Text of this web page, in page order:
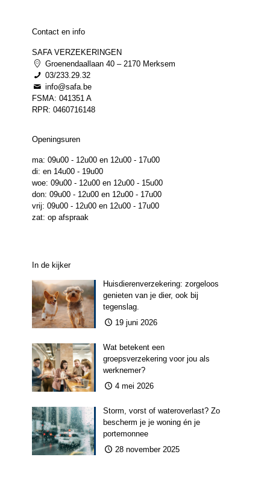
Contact en info
SAFA VERZEKERINGEN
Groenendaallaan 40 – 2170 Merksem
03/233.29.32
info@safa.be
FSMA: 041351 A
RPR: 0460716148
Openingsuren
ma: 09u00 - 12u00 en 12u00 - 17u00
di: en 14u00 - 19u00
woe: 09u00 - 12u00 en 12u00 - 15u00
don: 09u00 - 12u00 en 12u00 - 17u00
vrij: 09u00 - 12u00 en 12u00 - 17u00
zat: op afspraak
In de kijker
Huisdierenverzekering: zorgeloos
genieten van je dier, ook bij
tegenslag.
19 juni 2026
Wat betekent een
groepsverzekering voor jou als
werknemer?
4 mei 2026
Storm, vorst of wateroverlast? Zo
bescherm je je woning én je
portemonnee
28 november 2025